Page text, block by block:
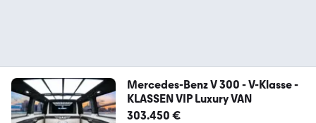
Mercedes-Benz V 300 - V-Klasse -
KLASSEN VIP Luxury VAN
303.450 €